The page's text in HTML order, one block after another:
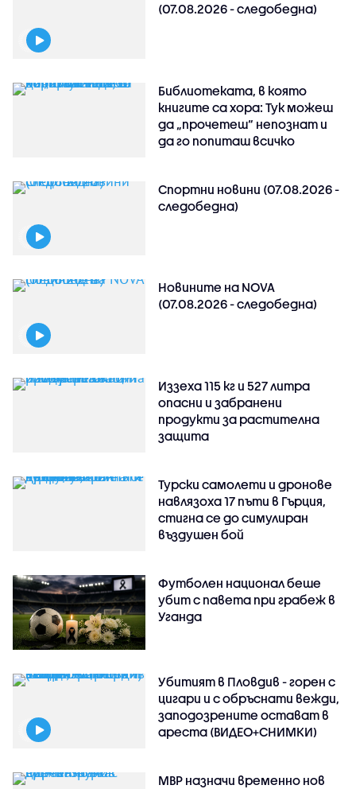
(07.08.2026 - следобедна)
Библиотеката, в която
книгите са хора: Тук можеш
да „прочетеш“ непознат и
да го попиташ всичко
Спортни новини (07.08.2026 -
следобедна)
Новините на NOVA
(07.08.2026 - следобедна)
Иззеха 115 кг и 527 литра
опасни и забранени
продукти за растителна
защита
Турски самолети и дронове
навлязоха 17 пъти в Гърция,
стигна се до симулиран
въздушен бой
Футболен национал беше
убит с павета при грабеж в
Уганда
Убитият в Пловдив - горен с
цигари и с обръснати вежди,
заподозрените остават в
ареста (ВИДЕО+СНИМКИ)
МВР назначи временно нов